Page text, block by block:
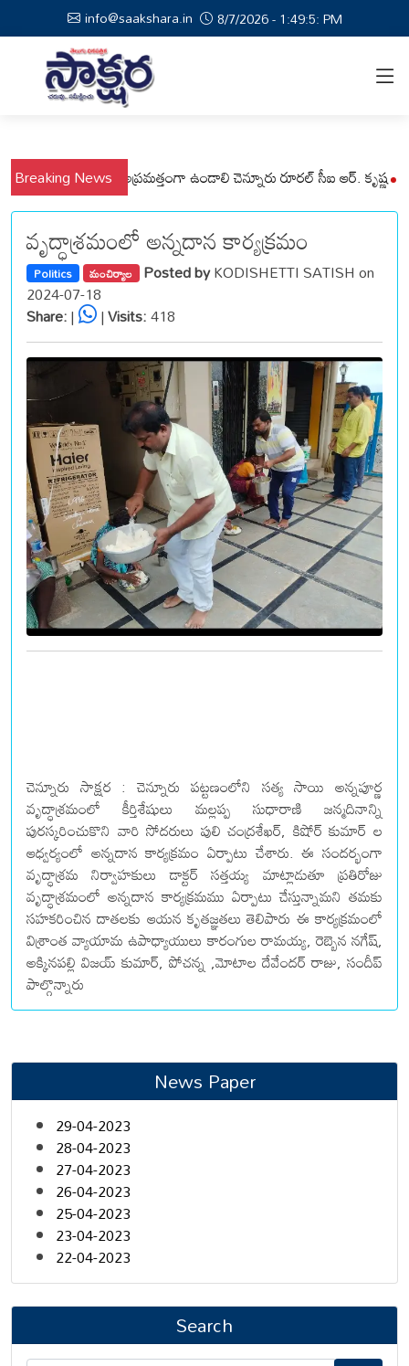
info@saakshara.in 8/7/2026 - 1:49:6: PM
Breaking News
ప్రజలు అప్రమత్తంగా ఉండాలి చెన్నూరు రూరల్ సీఐ ఆర్. కృష్ణ
వృద్ధాశ్రమంలో అన్నదాన కార్యక్రమం
Politics మంచిర్యాల Posted byKODISHETTI SATISH on
2024-07-18
Share:| |Visits:418
చెన్నూరు సాక్షర : చెన్నూరు పట్టణంలోని సత్య సాయి అన్నపూర్ణ
వృద్ధాశ్రమంలో కీర్తిశేషులు మల్లప్ప సుధారాణి జన్మదినాన్ని
పురస్కరించుకొని వారి సోదరులు పులి చంద్రశేఖర్, కిషోర్ కుమార్ ల
ఆధ్వర్యంలో అన్నదాన కార్యక్రమం ఏర్పాటు చేశారు. ఈ సందర్భంగా
వృద్ధాశ్రమ నిర్వాహకులు డాక్టర్ సత్తయ్య మాట్లాడుతూ ప్రతిరోజు
వృద్ధాశ్రమంలో అన్నదాన కార్యక్రమము ఏర్పాటు చేస్తున్నామని తమకు
సహకరించిన దాతలకు ఆయన కృతజ్ఞతలు తెలిపారు ఈ కార్యక్రమంలో
విశ్రాంత వ్యాయామ ఉపాధ్యాయులు కారంగుల రామయ్య, రెబ్బెన నగేష్,
అక్కినపల్లి విజయ్ కుమార్, పోచన్న ,మోటాల దేవేందర్ రాజు, సందీప్
పాల్గొన్నారు
News Paper
29-04-2023
28-04-2023
27-04-2023
26-04-2023
25-04-2023
23-04-2023
22-04-2023
Search